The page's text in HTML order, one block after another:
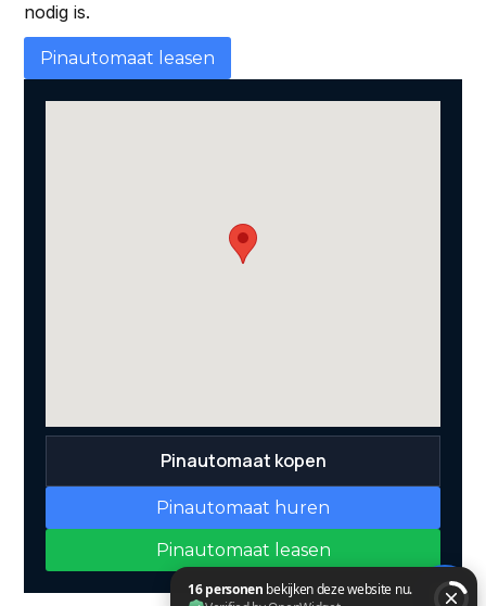
nodig is.
Pinautomaat leasen
Pinautomaat kopen
Pinautomaat huren
Pinautomaat leasen